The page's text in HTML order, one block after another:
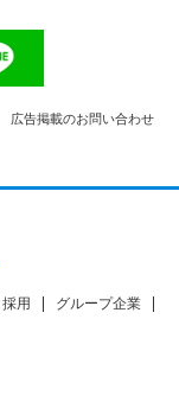
広告掲載のお問い合わせ
採用
グループ企業